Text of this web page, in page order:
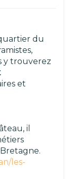
du
y trouverez
et
il
les-